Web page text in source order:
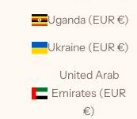
Uganda (EUR €)
Ukraine (EUR €)
United Arab
Emirates (EUR
€)